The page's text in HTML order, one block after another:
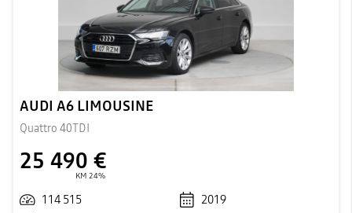
AUDI A6 LIMOUSINE
Quattro 40TDI
25 490 €
KM 24%
114 515
2019